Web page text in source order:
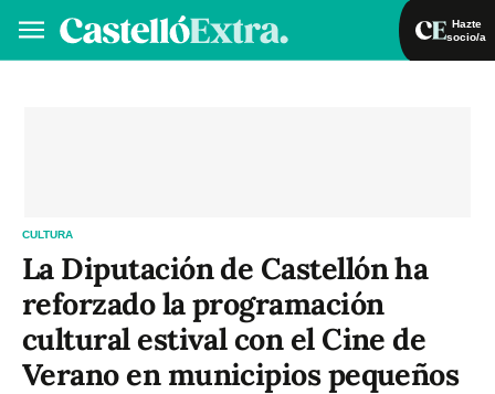
Hazte
socio/a
CULTURA
La Diputación de Castellón ha
reforzado la programación
cultural estival con el Cine de
Verano en municipios pequeños